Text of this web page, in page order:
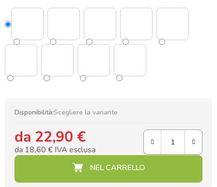
Disponibilità:Scegliere la variante
da 22,90 €
da 18,60 € IVA esclusa
Prezzo della misura: